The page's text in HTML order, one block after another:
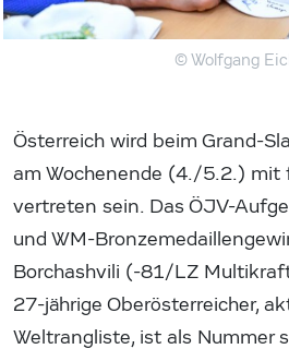
© Wolfgang
Österreich wird beim Grand-
am Wochenende (4./5.2.) mit
vertreten sein. Das ÖJV-
und WM-
Borchashvili (-81/LZ
27-jährige Oberösterreicher,
Weltrangliste, ist als Nummer